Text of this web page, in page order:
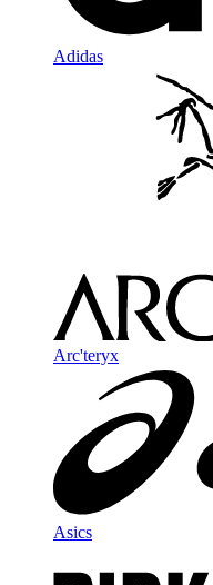
Adidas
Arc'teryx
Asics